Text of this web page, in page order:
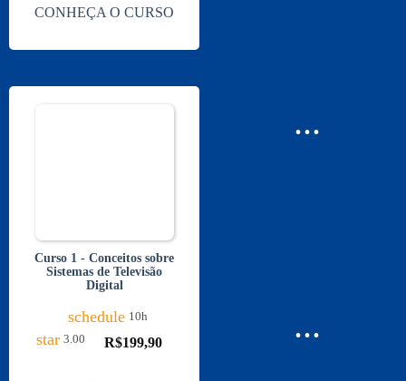
CONHEÇA O CURSO
Curso 1 - Conceitos sobre
Sistemas de Televisão
Digital
schedule 10h
star 3.00 R$199,90
...
...